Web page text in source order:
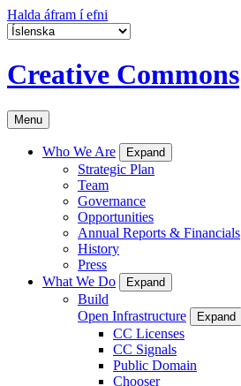
Halda áfram í efni
Creative Commons
Menu
Who We Are Expand
Strategic Plan
Team
Governance
Opportunities
Annual Reports & Financials
History
Press
What We Do
Expand
Build
Open Infrastructure
Expand
CC Licenses
CC Signals
Public Domain
Chooser